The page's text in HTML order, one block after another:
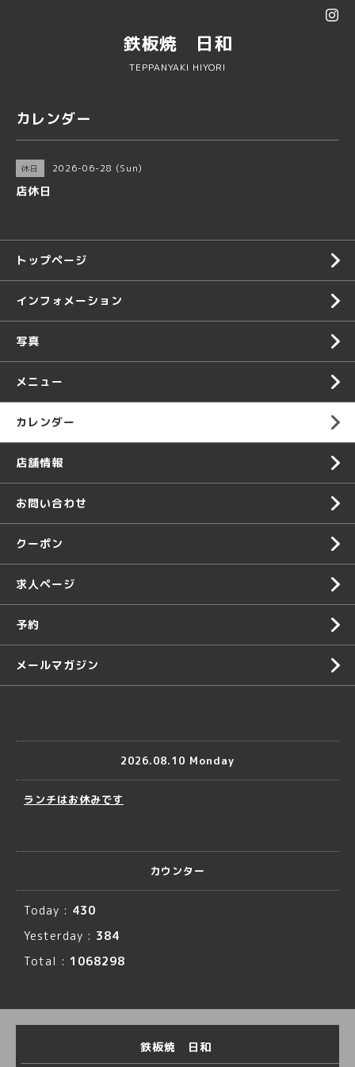
鉄板焼 日和
TEPPANYAKI HIYORI
カレンダー
休日 2026-06-28 (Sun)
店休日
トップページ
インフォメーション
写真
メニュー
カレンダー
店舗情報
お問い合わせ
クーポン
求人ページ
予約
メールマガジン
2026.08.10 Monday
ランチはお休みです
カウンター
Today : 430
Yesterday : 384
Total : 1068298
鉄板焼 日和